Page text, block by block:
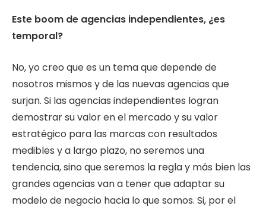
Este boom de agencias independientes, ¿es
temporal?
No, yo creo que es un tema que depende de
nosotros mismos y de las nuevas agencias que
surjan. Si las agencias independientes logran
demostrar su valor en el mercado y su valor
estratégico para las marcas con resultados
medibles y a largo plazo, no seremos una
tendencia, sino que seremos la regla y más bien las
grandes agencias van a tener que adaptar su
modelo de negocio hacia lo que somos. Si, por el